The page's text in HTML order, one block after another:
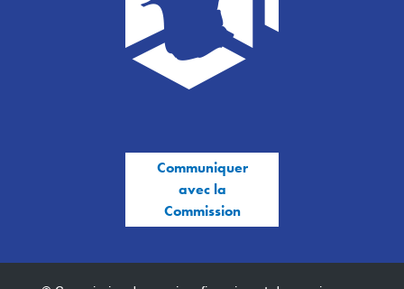
Communiquer
avec la
Commission